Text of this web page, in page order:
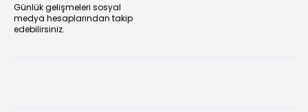
Günlük gelişmeleri sosyal
medya hesaplarından takip
edebilirsiniz.